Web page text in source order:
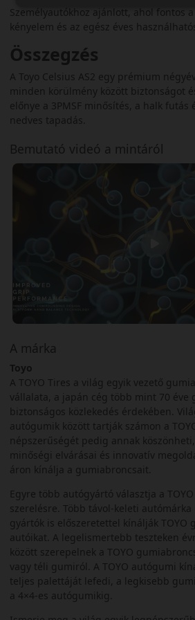
Személyautókhoz ajánlott, ahol fontos
kényelem és az egész éves
Összegzés
A Toyo Celsius AS2 egy prémium
minden körülmény között biztonságot
előnye a 3PMSF minősítés, a halk futás
nedves tapadás.
Bemutató videó a mintáról
A márka
Toyo
A TOYO Tires a világ egyik vezető
vállalata, a japán cég több mint 70 éve
biztonságos közlekedés érdekében.
autógumik között tartják számon a
népszerűségét pedig annak
minőségi elvárásai és innovatív
áron kínálja a gumiabroncsait.
Egyre több autógyártó választja a
szerelésre. Több távol-keleti autómárka
gyártók is előszeretettel kínálják TOYO
autóikat. A legelismertebb teszteken
között szerepelnek a TOYO
vagy téli gumiról. A TOYO autógumi
teljes palettáját lefedi, a legkisebb
a 4×4-es autógumikig.